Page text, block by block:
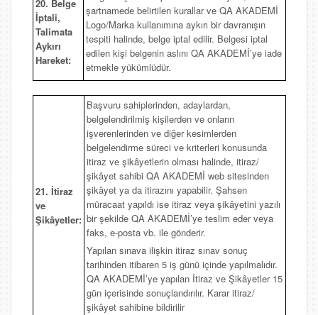
20. Belge
İptali,
Talimata
Aykırı
Hareket:
şartnamede belirtilen kurallar ve QA AKADEMİ
Logo/Marka kullanımına aykırı bir davranışın
tespiti halinde, belge iptal edilir. Belgesi iptal
edilen kişi belgenin aslını QA AKADEMİ’ye iade
etmekle yükümlüdür.
21. İtiraz
ve
Şikâyetler:
Başvuru sahiplerinden, adaylardan,
belgelendirilmiş kişilerden ve onların
işverenlerinden ve diğer kesimlerden
belgelendirme süreci ve kriterleri konusunda
itiraz ve şikâyetlerin olması halinde, itiraz/
şikâyet sahibi QA AKADEMİ web sitesinden
şikâyet ya da itirazını yapabilir. Şahsen
müracaat yapıldı ise itiraz veya şikâyetini yazılı
bir şekilde QA AKADEMİ’ye teslim eder veya
faks, e-posta vb. ile gönderir.
Yapılan sınava ilişkin itiraz sınav sonuç
tarihinden itibaren 5 iş günü içinde yapılmalıdır.
QA AKADEMİ’ye yapılan İtiraz ve Şikâyetler 15
gün içerisinde sonuçlandırılır. Karar itiraz/
şikâyet sahibine bildirilir